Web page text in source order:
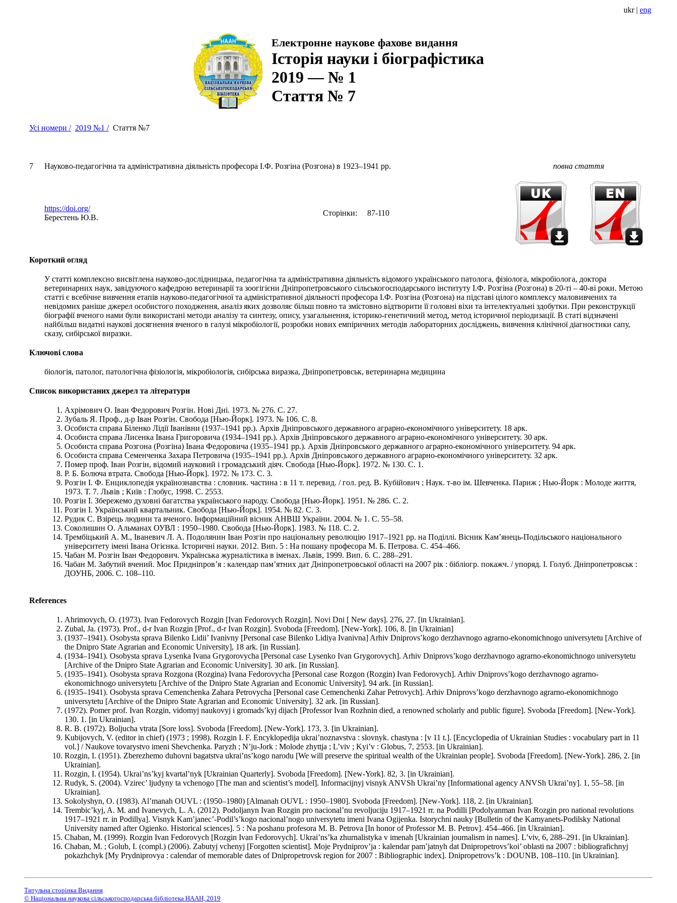
ukr | eng
Електронне наукове фахове видання
Історія науки і біографістика
2019 — № 1
Стаття № 7
Усі номери / 2019 №1 / Стаття №7
7 Науково-педагогічна та адміністративна діяльність професора І.Ф. Розгіна (Розгона) в 1923–1941 рр. повна стаття
https://doi.org/
Берестень Ю.В.
Сторінки: 87-110
Короткий огляд
У статті комплексно висвітлена науково-дослідницька, педагогічна та адміністративна діяльність відомого українського патолога, фізіолога, мікробіолога, доктора
ветеринарних наук, завідуючого кафедрою ветеринарії та зоогігієни Дніпропетровського сільськогосподарського інституту І.Ф. Розгіна (Розгона) в 20-ті – 40-ві роки. Метою
статті є всебічне вивчення етапів науково-педагогічної та адміністративної діяльності професора І.Ф. Розгіна (Розгона) на підставі цілого комплексу маловивчених та
невідомих раніше джерел особистого походження, аналіз яких дозволяє більш повно та змістовно відтворити її головні віхи та інтелектуальні здобутки. При реконструкції
біографії вченого нами були використані методи аналізу та синтезу, опису, узагальнення, історико-генетичний метод, метод історичної періодизації. В статі відзначені
найбільш видатні наукові досягнення вченого в галузі мікробіології, розробки нових емпіричних методів лабораторних досліджень, вивчення клінічної діагностики сапу,
сказу, сибірської виразки.
Ключові слова
біологія, патолог, патологічна фізіологія, мікробіологія, сибірська виразка, Дніпропетровськ, ветеринарна медицина
Список використаних джерел та літератури
Ахрімович О. Іван Федорович Розгін. Нові Дні. 1973. № 276. С. 27.
Зубаль Я. Проф., д-р Іван Розгін. Свобода [Нью-Йорк]. 1973. № 106. С. 8.
Особиста справа Біленко Лідії Іванівни (1937–1941 рр.). Архів Дніпровського державного аграрно-економічного університету. 18 арк.
Особиста справа Лисенка Івана Григоровича (1934–1941 рр.). Архів Дніпровського державного аграрно-економічного університету. 30 арк.
Особиста справа Розгона (Розгіна) Івана Федоровича (1935–1941 рр.). Архів Дніпровського державного аграрно-економічного університету. 94 арк.
Особиста справа Cеменченка Захара Петровича (1935–1941 рр.). Архів Дніпровського державного аграрно-економічного університету. 32 арк.
Помер проф. Іван Розгін, відомий науковий і громадський діяч. Свобода [Нью-Йорк]. 1972. № 130. С. 1.
Р. Б. Болюча втрата. Свобода [Нью-Йорк]. 1972. № 173. С. 3.
Розгін І. Ф. Енциклопедія українознавства : cловник. частина : в 11 т. перевид. / гол. ред. В. Кубійович ; Наук. т-во ім. Шевченка. Париж ; Нью-Йорк : Молоде життя,
1973. Т. 7. Львів ; Київ : Глобус, 1998. С. 2553.
Розгін І. Збережемо духовні багатства українського народу. Свобода [Нью-Йорк]. 1951. № 286. С. 2.
Розгін І. Український квартальник. Свобода [Нью-Йорк]. 1954. № 82. С. 3.
Рудик С. Взірець людини та вченого. Інформаційний вісник АНВШ України. 2004. № 1. С. 55–58.
Соколишин О. Альманах ОУВЛ : 1950–1980. Свобода [Нью-Йорк]. 1983. № 118. С. 2.
Трембіцький А. М., Іваневич Л. А. Подолянин Іван Розгін про національну революцію 1917–1921 рр. на Поділлі. Вісник Кам’янець-Подільського національного
університету імені Івана Огієнка. Історичні науки. 2012. Вип. 5 : На пошану професора М. Б. Петрова. С. 454–466.
Чабан М. Розгін Іван Федорович. Українська журналістика в іменах. Львів, 1999. Вип. 6. С. 288–291.
Чабан М. Забутий вчений. Моє Придніпров’я : календар пам’ятних дат Дніпропетровської області на 2007 рік : бібліогр. покажч. / упоряд. І. Голуб. Дніпропетровськ :
ДОУНБ, 2006. С. 108–110.
References
Ahrimovych, O. (1973). Ivan Fedorovych Rozgin [Ivan Fedorovych Rozgin]. Novi Dni [ New days]. 276, 27. [in Ukrainian].
Zubal, Ja. (1973). Prof., d-r Ivan Rozgin [Prof., d-r Ivan Rozgin]. Svoboda [Freedom]. [Nеw-York]. 106, 8. [in Ukrainian]
(1937–1941). Osobysta sprava Bilenko Lidii’ Ivanivny [Personal case Bilenko Lidiya Ivanivna] Arhiv Dniprovs’kogo derzhavnogo agrarno-ekonomichnogo universytetu [Archive of
the Dnipro State Agrarian and Economic University], 18 ark. [in Russian].
(1934–1941). Osobysta sprava Lysenka Ivana Grygorovycha [Personal case Lysenko Ivan Grygorovych]. Arhiv Dniprovs’kogo derzhavnogo agrarno-ekonomichnogo universytetu
[Archive of the Dnipro State Agrarian and Economic University]. 30 ark. [in Russian].
(1935–1941). Osobysta sprava Rozgona (Rozgina) Ivana Fedorovycha [Personal case Rozgon (Rozgin) Ivan Fedorovych]. Arhiv Dniprovs’kogo derzhavnogo agrarno-
ekonomichnogo universytetu [Archive of the Dnipro State Agrarian and Economic University]. 94 ark. [in Russian].
(1935–1941). Osobysta sprava Cemenchenka Zahara Petrovycha [Personal case Cemenchenki Zahar Petrovych]. Arhiv Dniprovs’kogo derzhavnogo agrarno-ekonomichnogo
universytetu [Archive of the Dnipro State Agrarian and Economic University]. 32 ark. [in Russian].
(1972). Pomer prof. Ivan Rozgin, vidomyj naukovyj i gromads’kyj dijach [Professor Ivan Rozhnin died, a renowned scholarly and public figure]. Svoboda [Freedom]. [Nеw-York].
130. 1. [in Ukrainian].
R. B. (1972). Boljucha vtrata [Sore loss]. Svoboda [Freedom]. [Nеw-York]. 173, 3. [in Ukrainian].
Kubijovych, V. (editor in chief) (1973 ; 1998). Rozgin I. F. Encyklopedija ukrai’noznavstva : slovnyk. сhastyna : [v 11 t.]. [Encyclopedia of Ukrainian Studies : vocabulary part in 11
vol.] / Naukove tovarystvo imeni Shevchenka. Paryzh ; N’ju-Jork : Molode zhyttja ; L’viv ; Kyi’v : Globus, 7, 2553. [in Ukrainian].
Rozgin, I. (1951). Zberezhemo duhovni bagatstva ukrai’ns’kogo narodu [We will preserve the spiritual wealth of the Ukrainian people]. Svoboda [Freedom]. [Nеw-York]. 286, 2. [in
Ukrainian].
Rozgin, I. (1954). Ukrai’ns’kyj kvartal’nyk [Ukrainian Quarterly]. Svoboda [Freedom]. [Nеw-York]. 82, 3. [in Ukrainian].
Rudyk, S. (2004). Vzirec’ ljudyny ta vchenogo [The man and scientist’s model]. Informacijnyj visnyk ANVSh Ukrai’ny [Informational agency ANVSh Ukrai’ny]. 1, 55–58. [in
Ukrainian].
Sokolyshyn, O. (1983). Al’manah OUVL : (1950–1980) [Almanah OUVL : 1950–1980]. Svoboda [Freedom]. [Nеw-York]. 118, 2. [in Ukrainian].
Trembic’kyj, A. M. and Ivanevych, L. A. (2012). Podoljanyn Ivan Rozgin pro nacional’nu revoljuciju 1917–1921 rr. na Podilli [Podolyanman Ivan Rozgin pro national revolutions
1917–1921 rr. in Podillya]. Visnyk Kam’janec’-Podil’s’kogo nacional’nogo universytetu imeni Ivana Ogijenka. Istorychni nauky [Bulletin of the Kamyanets-Podilsky National
University named after Ogienko. Historical sciences]. 5 : Na poshanu profesora M. B. Petrova [In honor of Professor M. B. Petrov]. 454–466. [in Ukrainian].
Chaban, M. (1999). Rozgin Ivan Fedorovych [Rozgin Ivan Fedorovych]. Ukrai’ns’ka zhurnalistyka v imenah [Ukrainian journalism in names]. L’viv, 6, 288–291. [in Ukrainian].
Chaban, M. ; Golub, I. (compl.) (2006). Zabutyj vchenyj [Forgotten scientist]. Moje Prydniprov’ja : kalendar pam’jatnyh dat Dnipropetrovs’koi’ oblasti na 2007 : bibliografichnyj
pokazhchyk [My Prydniprovya : calendar of memorable dates of Dnipropetrovsk region for 2007 : Bibliographic index]. Dnipropetrovs’k : DOUNB, 108–110. [in Ukrainian].
Титульна сторінка Видання
© Національна наукова сільськогосподарська бібліотека НААН, 2019